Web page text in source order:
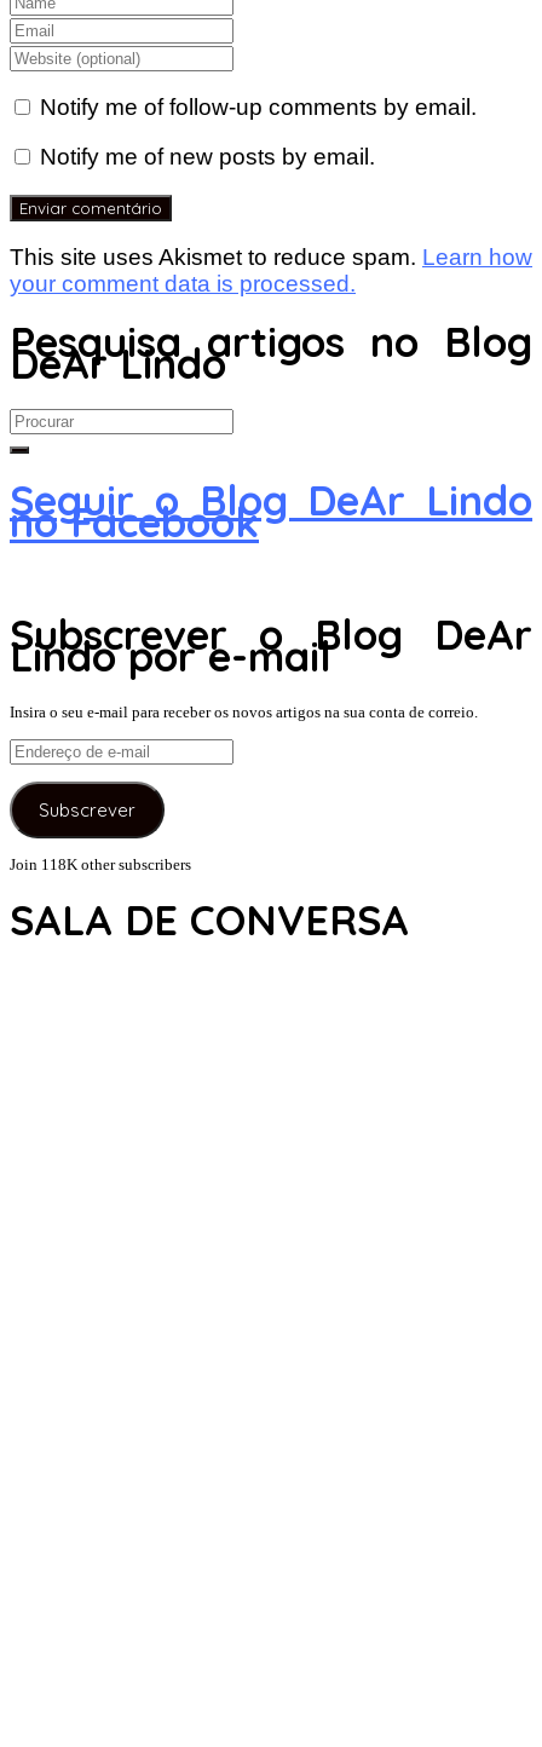
Notify me of follow-up comments by email.
Notify me of new posts by email.
This site uses Akismet to reduce spam. Learn how
your comment data is processed.
Pesquisa artigos no Blog
DeAr Lindo
Search
for:
Seguir o Blog DeAr Lindo
no Facebook
Subscrever o Blog DeAr
Lindo por e-mail
Insira o seu e-mail para receber os novos artigos na sua conta de correio.
Endereço
de
e-
mail
Subscrever
Join 118K other subscribers
SALA DE CONVERSA